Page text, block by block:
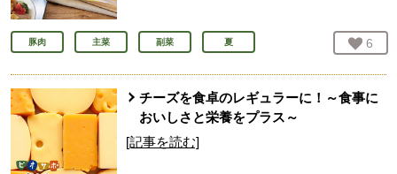
豚肉 主菜 副菜 夏 お気
6
チーズを食卓のレギュラーに！～食事に
おいしさと栄養をプラス～
[記事を読む]